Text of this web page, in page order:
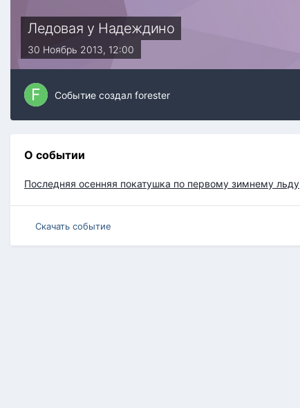
Ледовая у Надеждино
30 Ноябрь 2013, 12:00
Событие создал forester
О событии
Последняя осенняя покатушка по первому зимнему льду
Скачать событие